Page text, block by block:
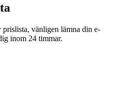
vänligen lämna din e-
inom 24 timmar.